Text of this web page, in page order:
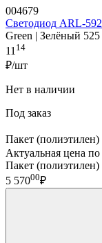
004679
Светодиод ARL-
Green | Зелёный 525
11 14
₽/шт
Нет в наличии
Под заказ
Пакет
Актуальная цена по
Пакет
5 57000₽